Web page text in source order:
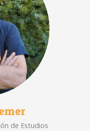
de Estudios